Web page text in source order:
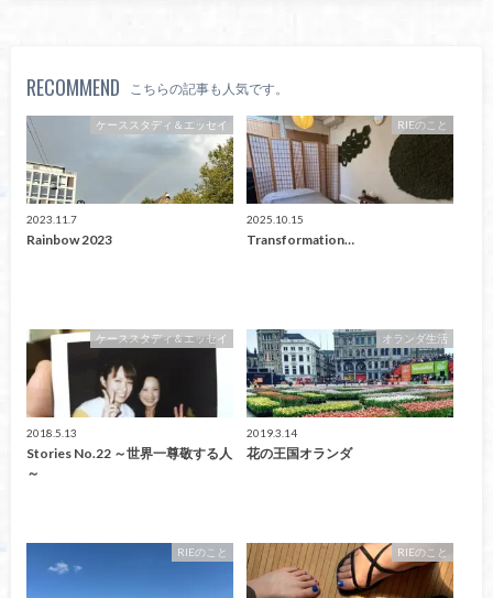
RECOMMEND こちらの記事も人気です。
ケーススタディ＆エッセイ
2023.11.7
Rainbow 2023
RIEのこと
2025.10.15
Transformation…
ケーススタディ＆エッセイ
2018.5.13
Stories No.22 ～世界一尊敬する人
～
オランダ生活
2019.3.14
花の王国オランダ
RIEのこと RIEのこと